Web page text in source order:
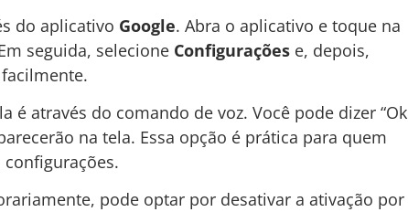
do aplicativo Google. Abra o aplicativo e toque na
seguida, selecione Configurações e, depois,
através do comando de voz. Você pode dizer “Ok
na tela. Essa opção é prática para quem
pode optar por desativar a ativação por